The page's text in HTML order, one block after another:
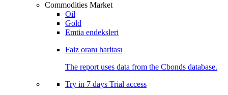
Commodities Market
Oil
Gold
Emtia endeksleri
Faiz oranı haritası
The report uses data from the Cbonds database.
Try in 7 days Trial access